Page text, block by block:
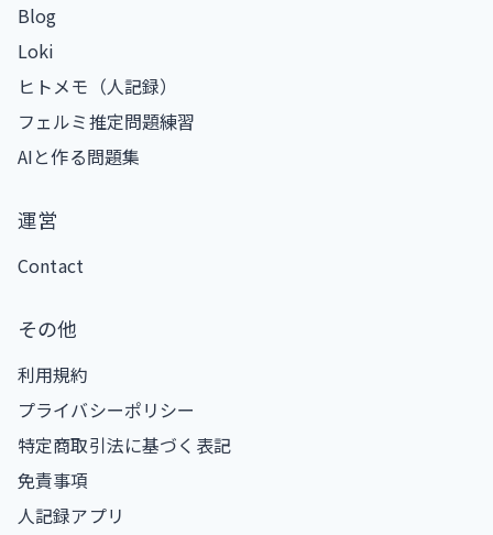
Blog
Loki
ヒトメモ（人記録）
フェルミ推定問題練習
AIと作る問題集
運営
Contact
その他
利用規約
プライバシーポリシー
特定商取引法に基づく表記
免責事項
人記録アプリ